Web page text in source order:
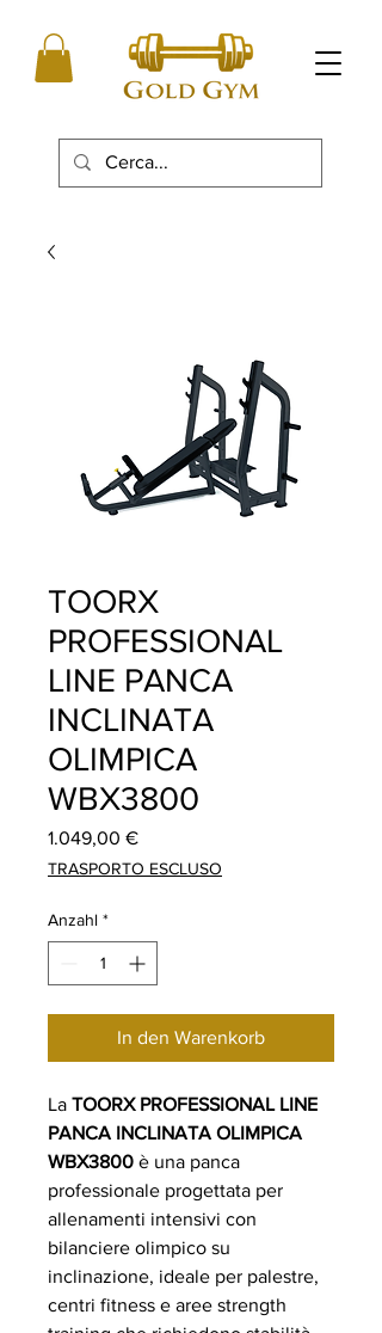
TOORX
PROFESSIONAL
LINE PANCA
INCLINATA
OLIMPICA
WBX3800
1.049,00 €Preis
TRASPORTO ESCLUSO
Anzahl *
In den Warenkorb
La TOORX PROFESSIONAL LINE
PANCA INCLINATA OLIMPICA
WBX3800 è una panca
professionale progettata per
allenamenti intensivi con
bilanciere olimpico su
inclinazione, ideale per palestre,
centri fitness e aree strength